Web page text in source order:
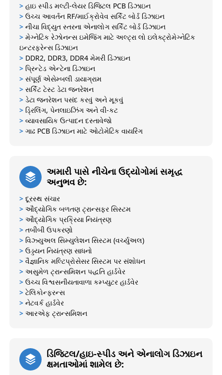
> હાઇ સ્પીડ મલ્ટી-લેયર ડિજિટલ PCB ડિઝાઇન
> ઉચ્ચ આવર્તન RF/માઈક્રોવેવ સર્કિટ બોર્ડ ડિઝાઇન
> નીચા વિદ્યુત સ્તરના એનાલોગ સર્કિટ બોર્ડ ડિઝાઇન
> મેગ્નેટિક રેઝોનન્સ ઇમેજિંગ માટે અલ્ટ્રા લો ઇલેક્ટ્રોમેગ્નેટિક
ઇન્ટરફરેન્સ ડિઝાઇન
> DDR2, DDR3, DDR4 મેમરી ડિઝાઇન
> પ્રિન્ટેડ એન્ટેના ડિઝાઇન
> સંપૂર્ણ એસેમ્બલી ડાયાગ્રામ
> સર્કિટ ટેસ્ટ ડેટા જનરેશન
> ડેટા જનરેશન પસંદ કરવું અને મૂકવું
> ડ્રિલિંગ, પેનલાઇઝિંગ અને વી-કટ
> વ્યાવસાયિક ઉત્પાદન દસ્તાવેજો
> ગાઢ PCB ડિઝાઇન માટે ઓટોમેટિક વાયરિંગ
અમારી પાસે નીચેના ઉદ્યોગોમાં સમૃદ્ધ
અનુભવ છે:
> દૂરસ્થ સંચાર
> ઔદ્યોગિક બળતણ ટ્રાન્સફર સિસ્ટમ
> ઔદ્યોગિક પ્રક્રિયા નિયંત્રણ
> તબીબી ઉપકરણો
> વિઝ્યુઅલ સિમ્યુલેશન સિસ્ટમ (વર્ચ્યુઅલ)
> ઉડ્ડયન નિયંત્રણ સાધનો
> વૈજ્ઞાનિક મલ્ટિપ્રોસેસર સિસ્ટમ પર સંશોધન
> અસુમેળ ટ્રાન્સમિશન પદ્ધતિ હાર્ડવેર
> ઉચ્ચ વિશ્વસનીયતાવાળા કમ્પ્યુટર હાર્ડવેર
> ટેલિકોન્ફરન્સ
> નેટવર્ક હાર્ડવેર
> આરએફ ટ્રાન્સમિશન
ડિજિટલ/હાઇ-સ્પીડ અને એનાલોગ ડિઝાઇન
ક્ષમતાઓમાં શામેલ છે: